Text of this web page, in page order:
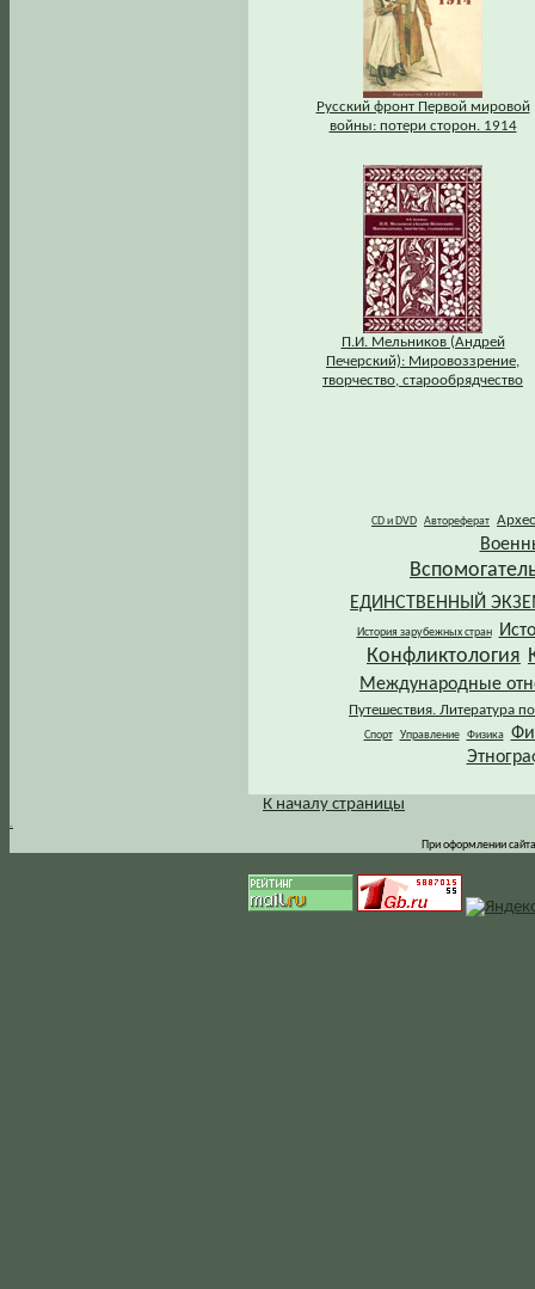
Русский фронт Первой мировой
войны: потери сторон. 1914
П.И. Мельников (Андрей
Печерский): Мировоззрение,
творчество, старообрядчество
CD и DVD Автореферат
ЕДИНСТВЕННЫЙ
История зарубежных стран
Конфликтология
Международные
Путешествия. Литература
Спорт Управление Физика
.
К началу страницы
При оформлении